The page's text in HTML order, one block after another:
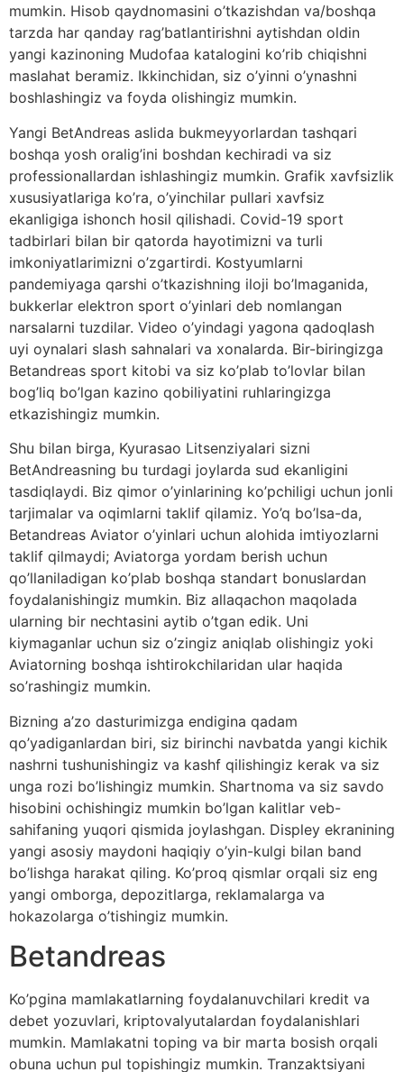
mumkin. Hisob qaydnomasini o’tkazishdan va/boshqa
tarzda har qanday rag’batlantirishni aytishdan oldin
yangi kazinoning Mudofaa katalogini ko’rib chiqishni
maslahat beramiz. Ikkinchidan, siz o’yinni o’ynashni
boshlashingiz va foyda olishingiz mumkin.
Yangi BetAndreas aslida bukmeyyorlardan tashqari
boshqa yosh oralig’ini boshdan kechiradi va siz
professionallardan ishlashingiz mumkin. Grafik xavfsizlik
xususiyatlariga ko’ra, o’yinchilar pullari xavfsiz
ekanligiga ishonch hosil qilishadi. Covid-19 sport
tadbirlari bilan bir qatorda hayotimizni va turli
imkoniyatlarimizni o’zgartirdi. Kostyumlarni
pandemiyaga qarshi o’tkazishning iloji bo’lmaganida,
bukkerlar elektron sport o’yinlari deb nomlangan
narsalarni tuzdilar. Video o’yindagi yagona qadoqlash
uyi oynalari slash sahnalari va xonalarda. Bir-biringizga
Betandreas sport kitobi va siz ko’plab to’lovlar bilan
bog’liq bo’lgan kazino qobiliyatini ruhlaringizga
etkazishingiz mumkin.
Shu bilan birga, Kyurasao Litsenziyalari sizni
BetAndreasning bu turdagi joylarda sud ekanligini
tasdiqlaydi. Biz qimor o’yinlarining ko’pchiligi uchun jonli
tarjimalar va oqimlarni taklif qilamiz. Yo’q bo’lsa-da,
Betandreas Aviator o’yinlari uchun alohida imtiyozlarni
taklif qilmaydi; Aviatorga yordam berish uchun
qo’llaniladigan ko’plab boshqa standart bonuslardan
foydalanishingiz mumkin. Biz allaqachon maqolada
ularning bir nechtasini aytib o’tgan edik. Uni
kiymaganlar uchun siz o’zingiz aniqlab olishingiz yoki
Aviatorning boshqa ishtirokchilaridan ular haqida
so’rashingiz mumkin.
Bizning a’zo dasturimizga endigina qadam
qo’yadiganlardan biri, siz birinchi navbatda yangi kichik
nashrni tushunishingiz va kashf qilishingiz kerak va siz
unga rozi bo’lishingiz mumkin. Shartnoma va siz savdo
hisobini ochishingiz mumkin bo’lgan kalitlar veb-
sahifaning yuqori qismida joylashgan. Displey ekranining
yangi asosiy maydoni haqiqiy o’yin-kulgi bilan band
bo’lishga harakat qiling. Ko’proq qismlar orqali siz eng
yangi omborga, depozitlarga, reklamalarga va
hokazolarga o’tishingiz mumkin.
Betandreas
Ko’pgina mamlakatlarning foydalanuvchilari kredit va
debet yozuvlari, kriptovalyutalardan foydalanishlari
mumkin. Mamlakatni toping va bir marta bosish orqali
obuna uchun pul topishingiz mumkin. Tranzaktsiyani